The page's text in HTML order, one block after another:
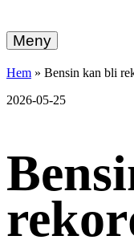
vidare
till
energi
+
Meny
Hem » Bensin kan bli
2026-05-25